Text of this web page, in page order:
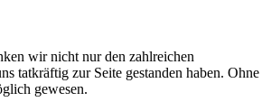
wir nicht nur den zahlreichen
tatkräftig zur Seite gestanden haben. Ohne
gewesen.